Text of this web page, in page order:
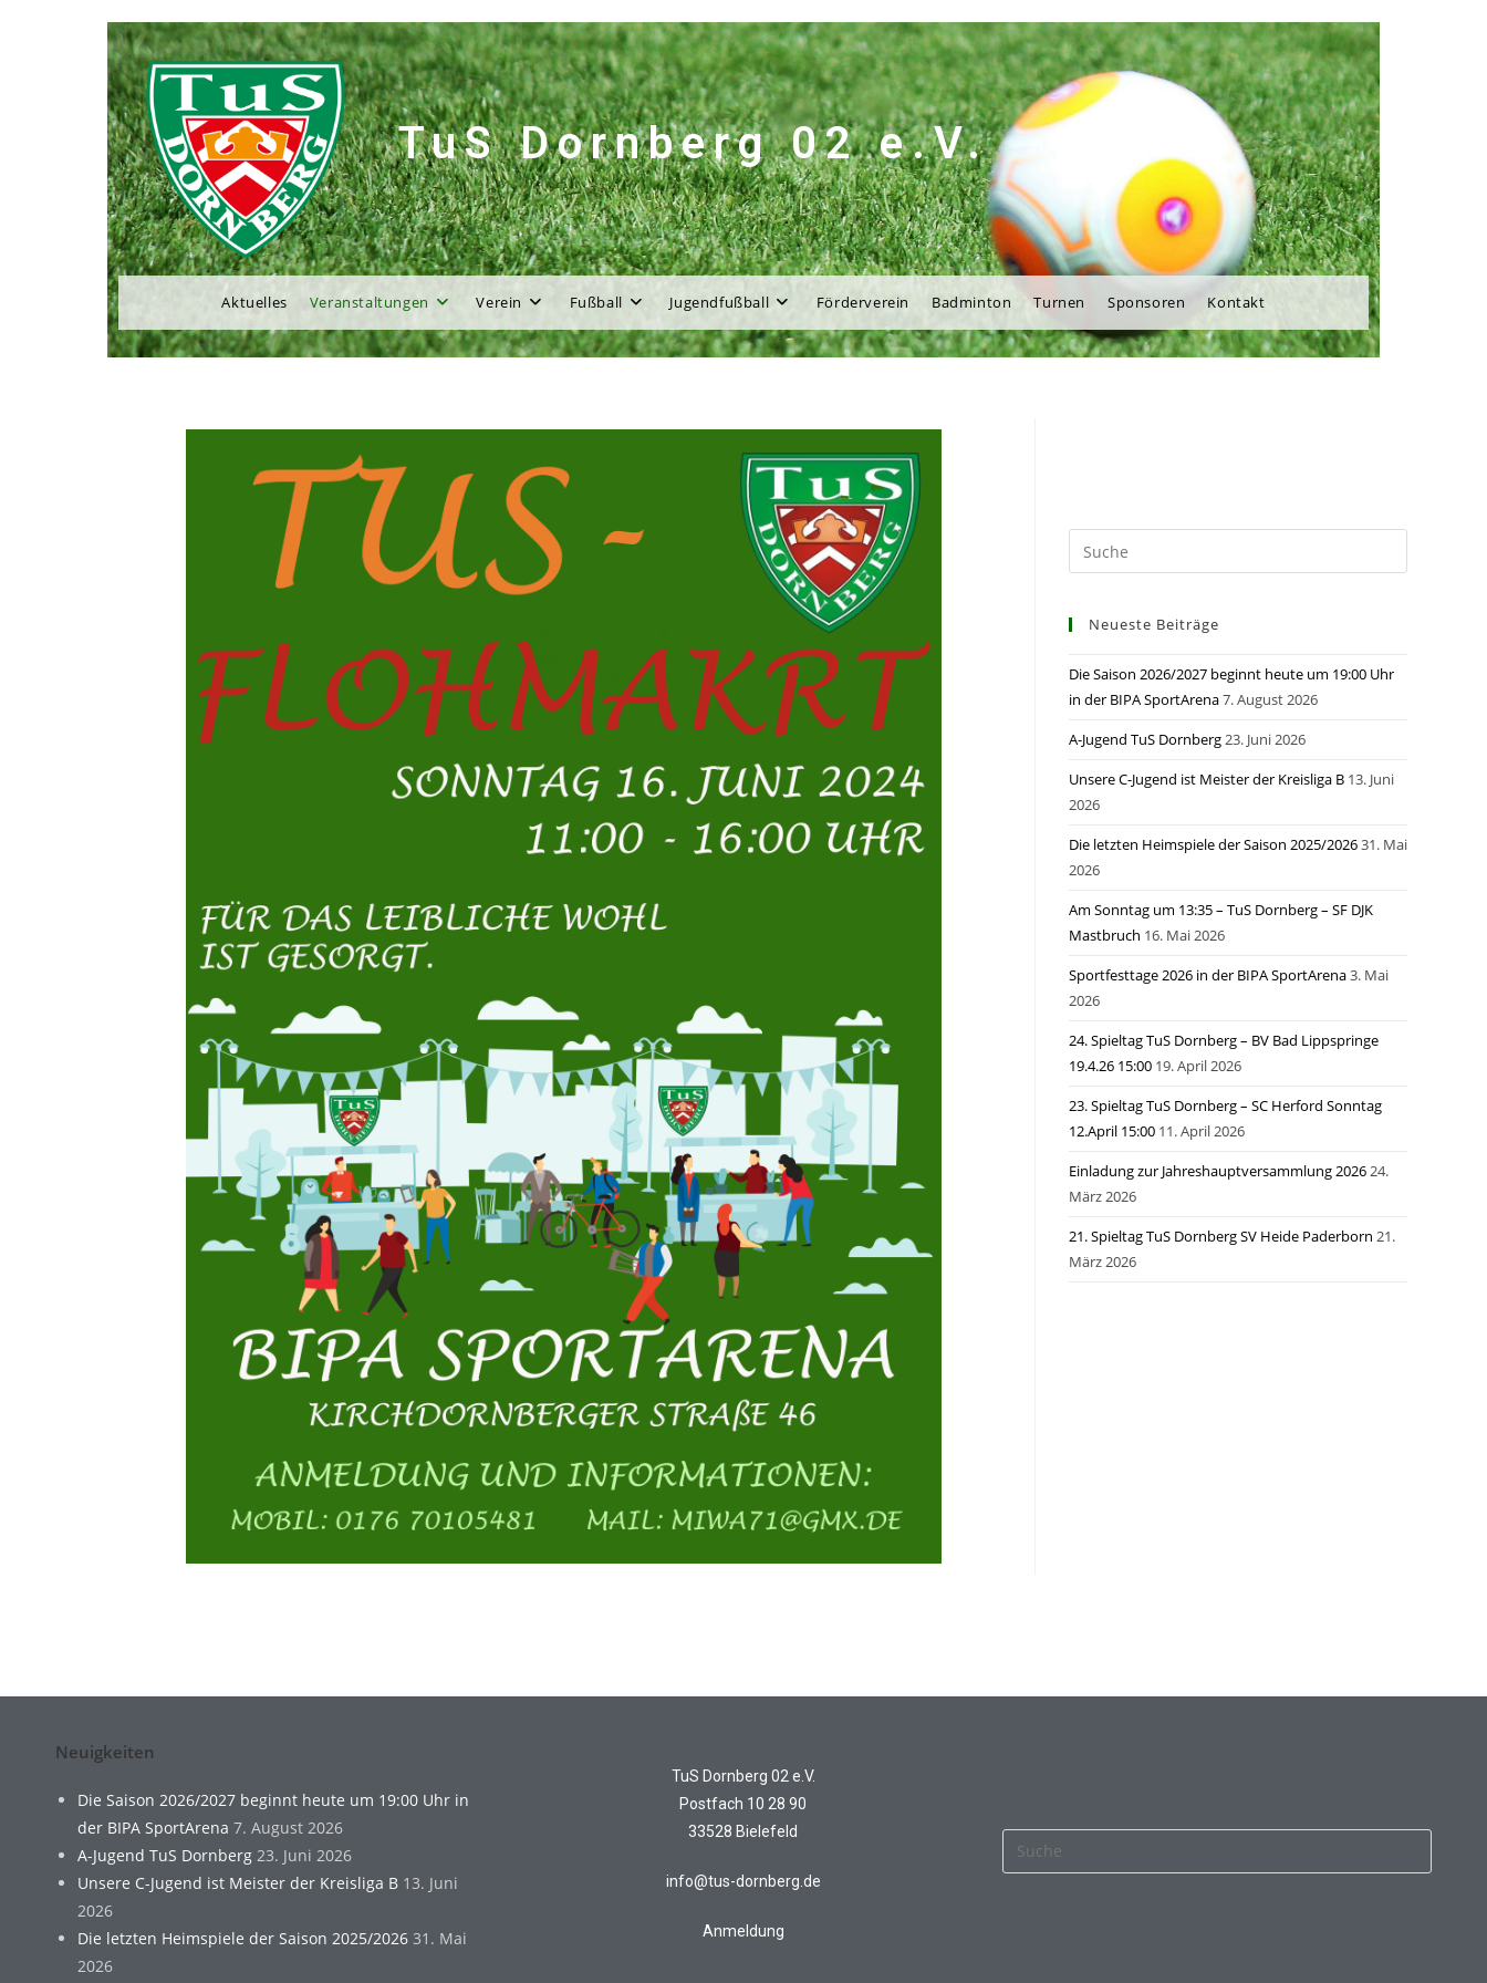
TuS Dornberg 02 e.V.
Aktuelles Veranstaltungen Verein Fußball Jugendfußball Förderverein Badminton Turnen Sponsoren Kontakt
Neueste Beiträge
Die Saison 2026/2027 beginnt heute um 19:00 Uhr
in der BIPA SportArena7. August 2026
A-Jugend TuS Dornberg23. Juni 2026
Unsere C-Jugend ist Meister der Kreisliga B 13. Juni
2026
Die letzten Heimspiele der Saison 2025/202631. Mai
2026
Am Sonntag um 13:35 – TuS Dornberg – SF DJK
Mastbruch 16. Mai 2026
Sportfesttage 2026 in der BIPA SportArena3. Mai
2026
24. Spieltag TuS Dornberg – BV Bad Lippspringe
19.4.26 15:00 19. April 2026
23. Spieltag TuS Dornberg – SC Herford Sonntag
12.April 15:00 11. April 2026
Einladung zur Jahreshauptversammlung 202624.
März 2026
21. Spieltag TuS Dornberg SV Heide Paderborn 21.
März 2026
Neuigkeiten
Die Saison 2026/2027 beginnt heute um 19:00 Uhr in
der BIPA SportArena 7. August 2026
A-Jugend TuS Dornberg 23. Juni 2026
Unsere C-Jugend ist Meister der Kreisliga B 13. Juni
2026
Die letzten Heimspiele der Saison 2025/2026 31. Mai
2026
TuS Dornberg 02 e.V.
Postfach 10 28 90
33528 Bielefeld
info@tus-dornberg.de
Anmeldung